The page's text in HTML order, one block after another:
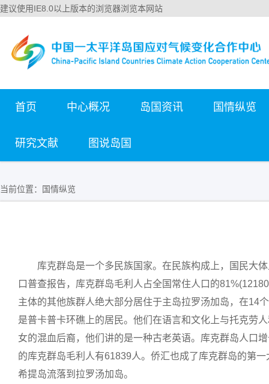
建议使用IE8.0以上版本的浏览器浏览本网站
首页 中心概况 岛国资讯 国情纵览
研究文献 图说岛国
当前位置： 国情纵览
库克群岛是一个多民族国家。在民族构成上，国民大
口普查报告，库克群岛毛利人占全国常住人口的
主体的其他族群人绝大部分居住于主岛拉罗汤加岛，在14
是普卡普卡环礁上的居民。他们在语言和文化上与托克劳
女的混血后裔，他们讲的是一种古老英语。库克群岛人口
的库克群岛毛利人有61839人。侨汇也成了库克群岛的第
希提岛流落到拉罗汤加岛。